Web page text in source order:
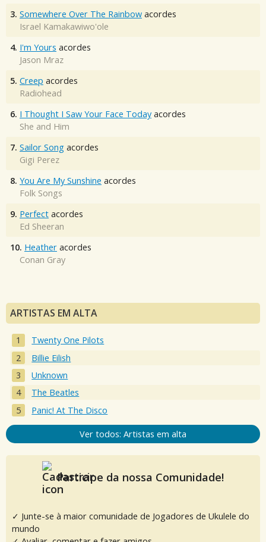
3. Somewhere Over The Rainbow acordes
Israel Kamakawiwo'ole
4. I'm Yours acordes
Jason Mraz
5. Creep acordes
Radiohead
6. I Thought I Saw Your Face Today acordes
She and Him
7. Sailor Song acordes
Gigi Perez
8. You Are My Sunshine acordes
Folk Songs
9. Perfect acordes
Ed Sheeran
10. Heather acordes
Conan Gray
ARTISTAS EM ALTA
Twenty One Pilots
Billie Eilish
Unknown
The Beatles
Panic! At The Disco
Ver todos: Artistas em alta
Participe da nossa Comunidade!
✓ Junte-se à maior comunidade de Jogadores de Ukulele do
mundo